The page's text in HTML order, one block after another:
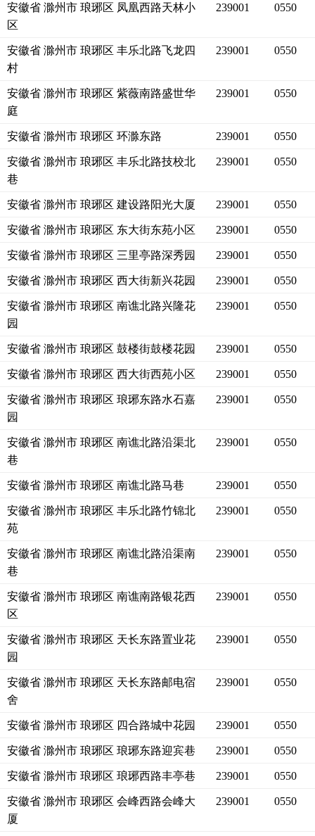
安徽省 滁州市 琅琊区 凤凰西路天林小
区
239001 0550
安徽省 滁州市 琅琊区 丰乐北路飞龙四
村
239001 0550
安徽省 滁州市 琅琊区 紫薇南路盛世华
庭
239001 0550
安徽省 滁州市 琅琊区 环滁东路 239001 0550
安徽省 滁州市 琅琊区 丰乐北路技校北
巷
239001 0550
安徽省 滁州市 琅琊区 建设路阳光大厦 239001 0550
安徽省 滁州市 琅琊区 东大街东苑小区 239001 0550
安徽省 滁州市 琅琊区 三里亭路深秀园 239001 0550
安徽省 滁州市 琅琊区 西大街新兴花园 239001 0550
安徽省 滁州市 琅琊区 南谯北路兴隆花
园
239001 0550
安徽省 滁州市 琅琊区 鼓楼街鼓楼花园 239001 0550
安徽省 滁州市 琅琊区 西大街西苑小区 239001 0550
安徽省 滁州市 琅琊区 琅琊东路水石嘉
园
239001 0550
安徽省 滁州市 琅琊区 南谯北路沿渠北
巷
239001 0550
安徽省 滁州市 琅琊区 南谯北路马巷 239001 0550
安徽省 滁州市 琅琊区 丰乐北路竹锦北
苑
239001 0550
安徽省 滁州市 琅琊区 南谯北路沿渠南
巷
239001 0550
安徽省 滁州市 琅琊区 南谯南路银花西
区
239001 0550
安徽省 滁州市 琅琊区 天长东路置业花
园
239001 0550
安徽省 滁州市 琅琊区 天长东路邮电宿
舍
239001 0550
安徽省 滁州市 琅琊区 四合路城中花园 239001 0550
安徽省 滁州市 琅琊区 琅琊东路迎宾巷 239001 0550
安徽省 滁州市 琅琊区 琅琊西路丰亭巷 239001 0550
安徽省 滁州市 琅琊区 会峰西路会峰大
厦
239001 0550